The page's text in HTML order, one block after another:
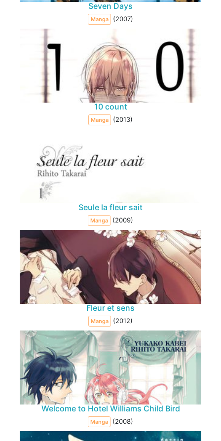
Seven Days
Manga (2007)
10 count
Manga (2013)
Seule la fleur sait
Manga (2009)
Fleur et sens
Manga (2012)
Welcome to Hotel Williams Child Bird
Manga (2008)